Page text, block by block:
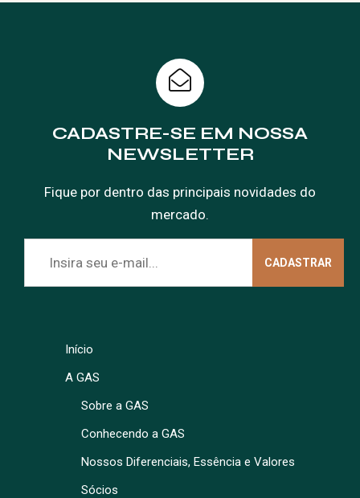
CADASTRE-SE EM NOSSA
NEWSLETTER
Fique por dentro das principais novidades do
mercado.
Início
A GAS
Sobre a GAS
Conhecendo a GAS
Nossos Diferenciais, Essência e Valores
Sócios